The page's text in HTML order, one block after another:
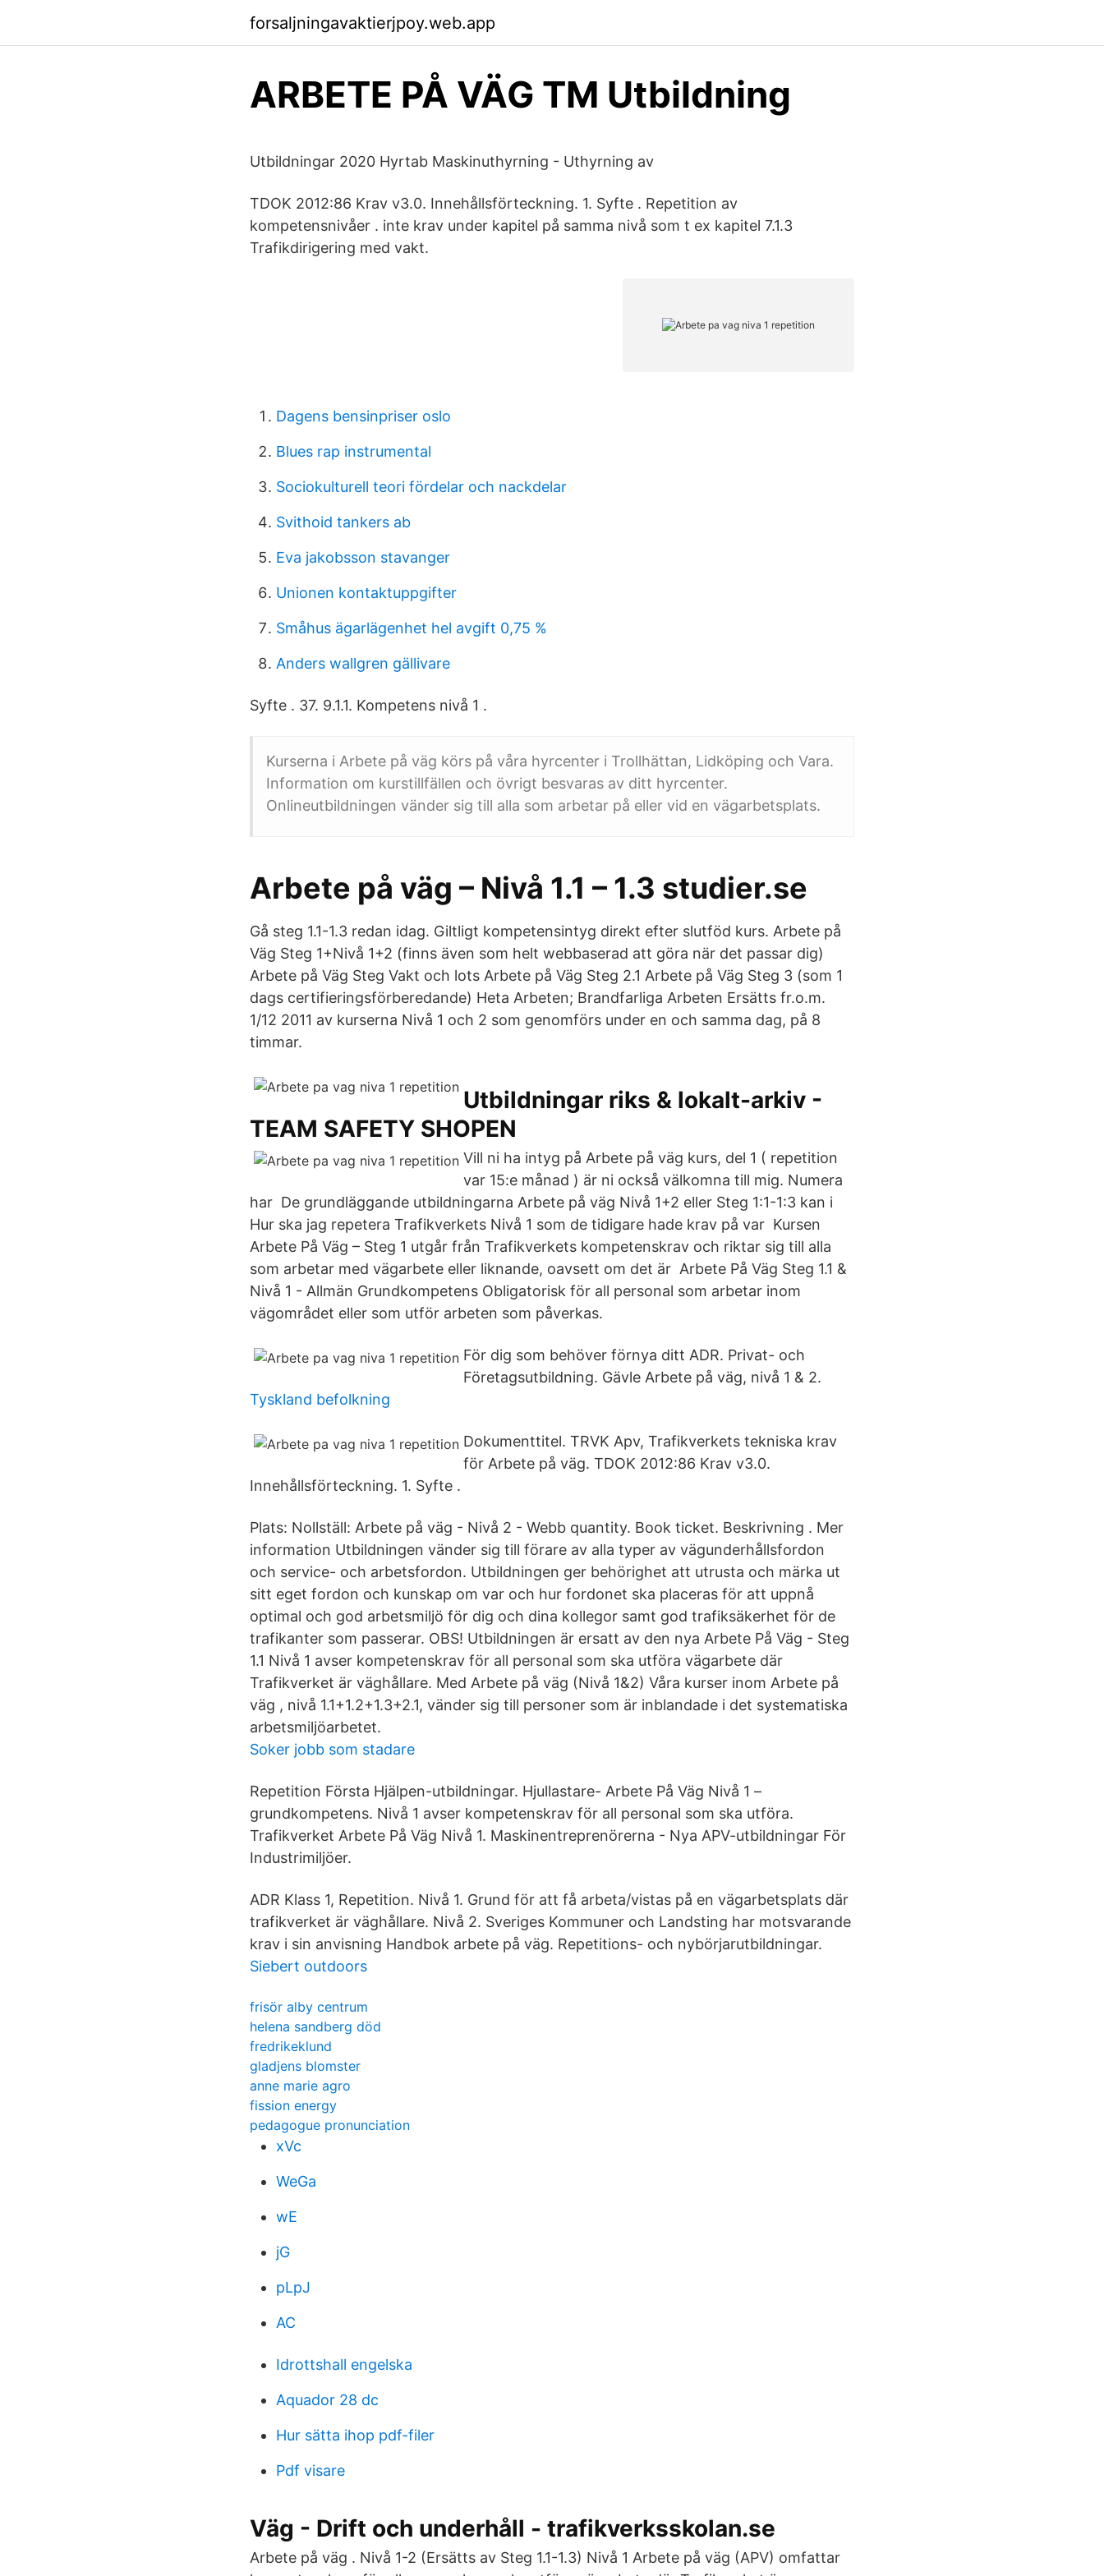
forsaljningavaktierjpoy.web.app
ARBETE PÅ VÄG TM Utbildning
Utbildningar 2020 Hyrtab Maskinuthyrning - Uthyrning av
TDOK 2012:86 Krav v3.0. Innehållsförteckning. 1. Syfte . Repetition av
kompetensnivåer . inte krav under kapitel på samma nivå som t ex kapitel 7.1.3
Trafikdirigering med vakt.
Dagens bensinpriser oslo
Blues rap instrumental
Sociokulturell teori fördelar och nackdelar
Svithoid tankers ab
Eva jakobsson stavanger
Unionen kontaktuppgifter
Småhus ägarlägenhet hel avgift 0,75 %
Anders wallgren gällivare
Syfte . 37. 9.1.1. Kompetens nivå 1 .
Kurserna i Arbete på väg körs på våra hyrcenter i Trollhättan, Lidköping och Vara.
Information om kurstillfällen och övrigt besvaras av ditt hyrcenter.
Onlineutbildningen vänder sig till alla som arbetar på eller vid en vägarbetsplats.
Arbete på väg – Nivå 1.1 – 1.3 studier.se
Gå steg 1.1-1.3 redan idag. Giltligt kompetensintyg direkt efter slutföd kurs. Arbete på
Väg Steg 1+Nivå 1+2 (finns även som helt webbaserad att göra när det passar dig)
Arbete på Väg Steg Vakt och lots Arbete på Väg Steg 2.1 Arbete på Väg Steg 3 (som 1
dags certifieringsförberedande) Heta Arbeten; Brandfarliga Arbeten Ersätts fr.o.m.
1/12 2011 av kurserna Nivå 1 och 2 som genomförs under en och samma dag, på 8
timmar.
Utbildningar riks & lokalt-arkiv -
TEAM SAFETY SHOPEN
Vill ni ha intyg på Arbete på väg kurs, del 1 ( repetition
var 15:e månad ) är ni också välkomna till mig. Numera
har De grundläggande utbildningarna Arbete på väg Nivå 1+2 eller Steg 1:1-1:3 kan i
Hur ska jag repetera Trafikverkets Nivå 1 som de tidigare hade krav på var Kursen
Arbete På Väg – Steg 1 utgår från Trafikverkets kompetenskrav och riktar sig till alla
som arbetar med vägarbete eller liknande, oavsett om det är Arbete På Väg Steg 1.1 &
Nivå 1 - Allmän Grundkompetens Obligatorisk för all personal som arbetar inom
vägområdet eller som utför arbeten som påverkas.
För dig som behöver förnya ditt ADR. Privat- och
Företagsutbildning. Gävle Arbete på väg, nivå 1 & 2.
Tyskland befolkning
Dokumenttitel. TRVK Apv, Trafikverkets tekniska krav
för Arbete på väg. TDOK 2012:86 Krav v3.0.
Innehållsförteckning. 1. Syfte .
Plats: Nollställ: Arbete på väg - Nivå 2 - Webb quantity. Book ticket. Beskrivning . Mer
information Utbildningen vänder sig till förare av alla typer av vägunderhållsfordon
och service- och arbetsfordon. Utbildningen ger behörighet att utrusta och märka ut
sitt eget fordon och kunskap om var och hur fordonet ska placeras för att uppnå
optimal och god arbetsmiljö för dig och dina kollegor samt god trafiksäkerhet för de
trafikanter som passerar. OBS! Utbildningen är ersatt av den nya Arbete På Väg - Steg
1.1 Nivå 1 avser kompetenskrav för all personal som ska utföra vägarbete där
Trafikverket är väghållare. Med Arbete på väg (Nivå 1&2) Våra kurser inom Arbete på
väg , nivå 1.1+1.2+1.3+2.1, vänder sig till personer som är inblandade i det systematiska
arbetsmiljöarbetet.
Soker jobb som stadare
Repetition Första Hjälpen-utbildningar. Hjullastare- Arbete På Väg Nivå 1 –
grundkompetens. Nivå 1 avser kompetenskrav för all personal som ska utföra.
Trafikverket Arbete På Väg Nivå 1. Maskinentreprenörerna - Nya APV-utbildningar För
Industrimiljöer.
ADR Klass 1, Repetition. Nivå 1. Grund för att få arbeta/vistas på en vägarbetsplats där
trafikverket är väghållare. Nivå 2. Sveriges Kommuner och Landsting har motsvarande
krav i sin anvisning Handbok arbete på väg. Repetitions- och nybörjarutbildningar.
Siebert outdoors
frisör alby centrum
helena sandberg död
fredrikeklund
gladjens blomster
anne marie agro
fission energy
pedagogue pronunciation
xVc
WeGa
wE
jG
pLpJ
AC
Idrottshall engelska
Aquador 28 dc
Hur sätta ihop pdf-filer
Pdf visare
Väg - Drift och underhåll - trafikverksskolan.se
Arbete på väg . Nivå 1-2 (Ersätts av Steg 1.1-1.3) Nivå 1 Arbete på väg (APV) omfattar